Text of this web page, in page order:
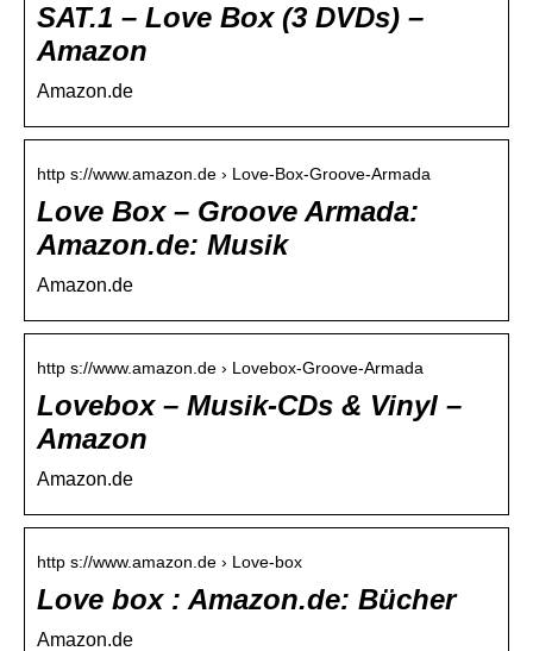
SAT.1 – Love Box (3 DVDs) –
Amazon
Amazon.de
http s://www.amazon.de › Love-Box-Groove-Armada
Love Box – Groove Armada:
Amazon.de: Musik
Amazon.de
http s://www.amazon.de › Lovebox-Groove-Armada
Lovebox – Musik-CDs & Vinyl –
Amazon
Amazon.de
http s://www.amazon.de › Love-box
Love box : Amazon.de: Bücher
Amazon.de